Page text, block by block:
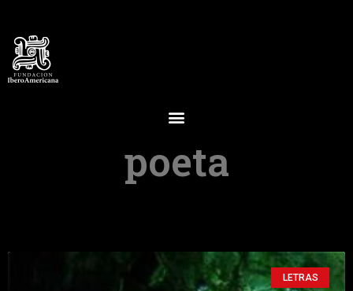
poeta
LETRAS